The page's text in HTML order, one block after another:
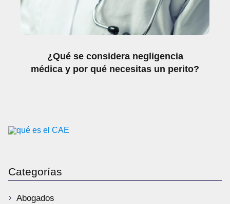
¿Qué se considera negligencia
médica y por qué necesitas un perito?
Categorías
Abogados